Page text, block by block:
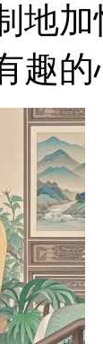
地
趣